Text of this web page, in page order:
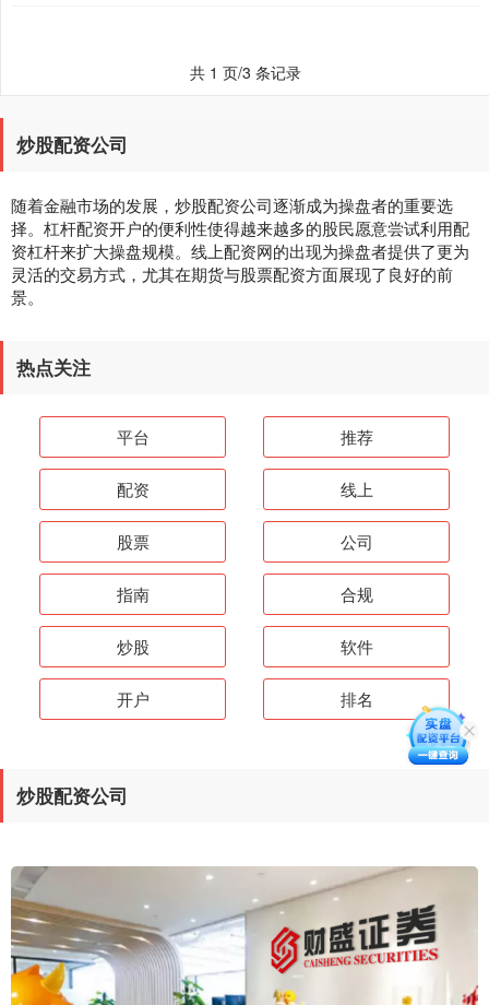
共 1 页/3 条记录
炒股配资公司
随着金融市场的发展，炒股配资公司逐渐成为操盘者的重要选
择。杠杆配资开户的便利性使得越来越多的股民愿意尝试利用配
资杠杆来扩大操盘规模。线上配资网的出现为操盘者提供了更为
灵活的交易方式，尤其在期货与股票配资方面展现了良好的前
景。
热点关注
平台 推荐
配资 线上
股票 公司
指南 合规
炒股 软件
开户 排名
炒股配资公司